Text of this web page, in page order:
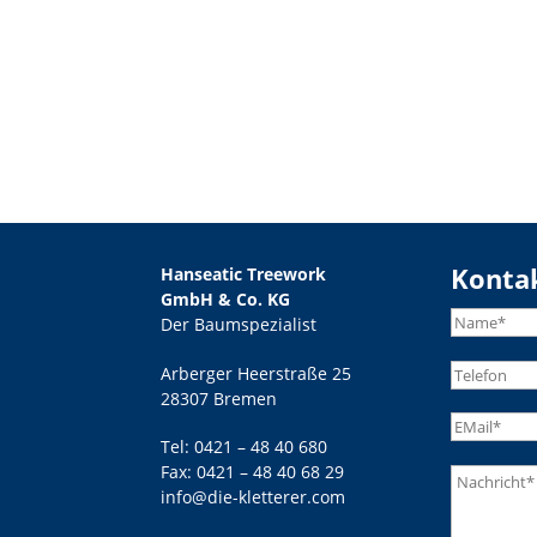
Hanseatic Treework
GmbH & Co. KG
Der Baumspezialist
Arberger Heerstraße 25
28307 Bremen
Tel:0421 – 48 40 680
Fax: 0421 – 48 40 68 29
info@die-kletterer.com